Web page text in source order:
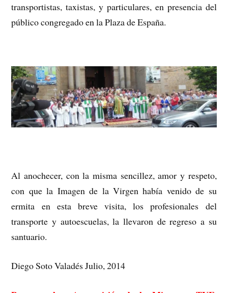
transportistas, taxistas, y particulares, en presencia del
público congregado en la Plaza de España.
Al anochecer, con la misma sencillez, amor y respeto,
con que la Imagen de la Virgen había venido de su
ermita en esta breve visita, los profesionales del
transporte y autoescuelas, la llevaron de regreso a su
santuario.
Diego Soto Valadés Julio, 2014